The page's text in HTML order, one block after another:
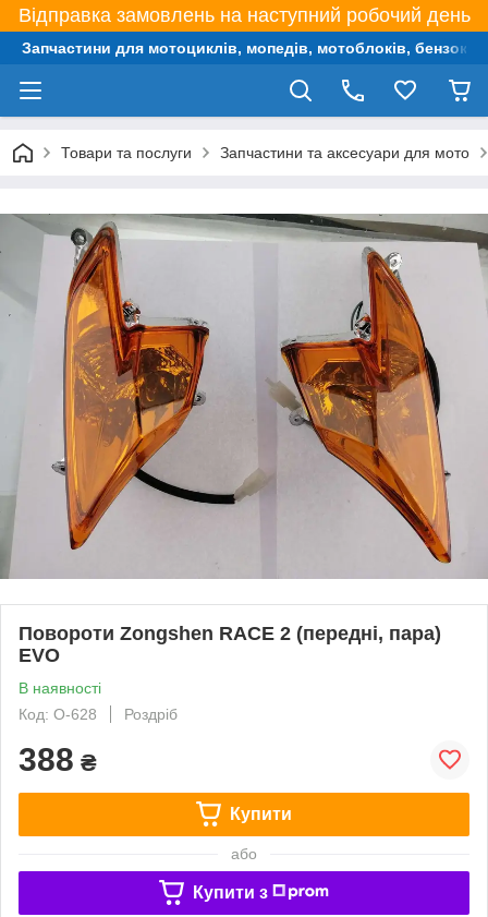
Відправка замовлень на наступний робочий день
Запчастини для мотоциклів, мопедів, мотоблоків,
Товари та послуги Запчастини та аксесуари для мото
Повороти Zongshen RACE 2 (передні, пара)
EVO
В наявності
Код: O-628
Роздріб
388 ₴
Купити
або
Купити з